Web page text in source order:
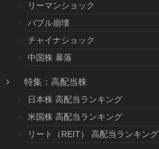
リーマンショック
バブル崩壊
チャイナショック
中国株 暴落
特集：高配当株
日本株 高配当ランキング
米国株 高配当ランキング
リート（REIT） 高配当ランキング